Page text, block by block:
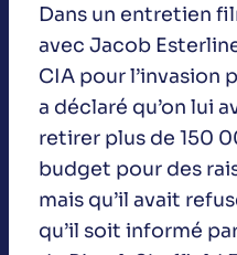
Dans un entretien
avec Jacob
CIA pour l’invasion
a déclaré qu’on lui
retirer plus de 150
budget pour des
mais qu’il avait
qu’il soit informé